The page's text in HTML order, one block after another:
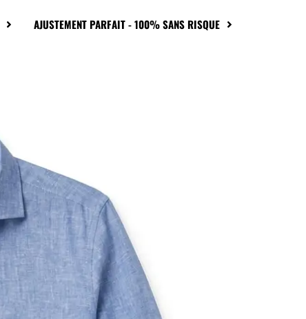
AJUSTEMENT PARFAIT - 100% SANS RISQUE